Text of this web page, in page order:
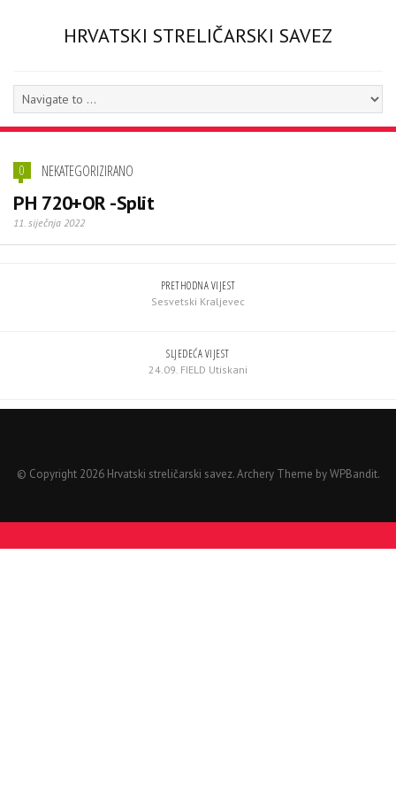
HRVATSKI STRELIČARSKI SAVEZ
0 NEKATEGORIZIRANO
PH 720+OR -Split
11. siječnja 2022
PRETHODNA VIJEST
Sesvetski Kraljevec
SLJEDEĆA VIJEST
24.09. FIELD Utiskani
© Copyright 2026 Hrvatski streličarski savez.Archery Theme byWPBandit.